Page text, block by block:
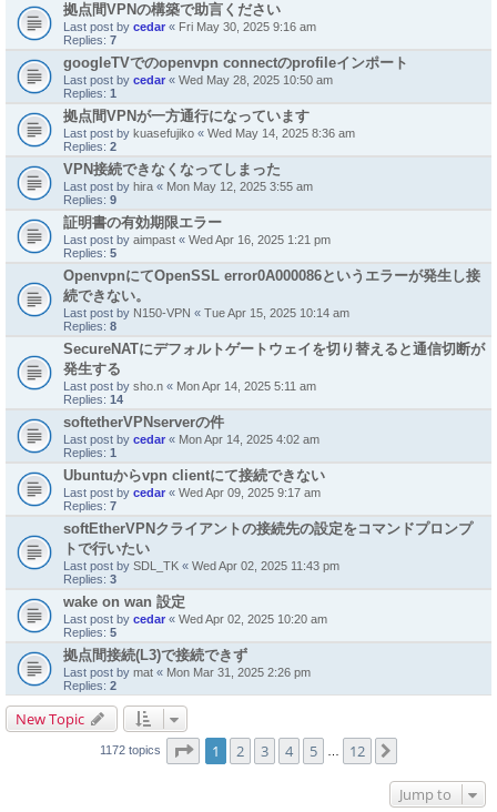
拠点間VPNの構築で助言ください
Last post by cedar « Fri May 30, 2025 9:16 am
Replies: 7
googleTVでのopenvpn connectのprofileインポート
Last post by cedar « Wed May 28, 2025 10:50 am
Replies: 1
拠点間VPNが一方通行になっています
Last post by kuasefujiko « Wed May 14, 2025 8:36 am
Replies: 2
VPN接続できなくなってしまった
Last post by hira « Mon May 12, 2025 3:55 am
Replies: 9
証明書の有効期限エラー
Last post by aimpast « Wed Apr 16, 2025 1:21 pm
Replies: 5
OpenvpnにてOpenSSL error0A000086というエラーが発生し接
続できない。
Last post by N150-VPN « Tue Apr 15, 2025 10:14 am
Replies: 8
SecureNATにデフォルトゲートウェイを切り替えると通信切断が
発生する
Last post by sho.n « Mon Apr 14, 2025 5:11 am
Replies: 14
softetherVPNserverの件
Last post by cedar « Mon Apr 14, 2025 4:02 am
Replies: 1
Ubuntuからvpn clientにて接続できない
Last post by cedar « Wed Apr 09, 2025 9:17 am
Replies: 7
softEtherVPNクライアントの接続先の設定をコマンドプロンプ
トで行いたい
Last post by SDL_TK « Wed Apr 02, 2025 11:43 pm
Replies: 3
wake on wan 設定
Last post by cedar « Wed Apr 02, 2025 10:20 am
Replies: 5
拠点間接続(L3)で接続できず
Last post by mat « Mon Mar 31, 2025 2:26 pm
Replies: 2
New Topic
1172 topics Page of 12
1 2 3 4 5 12
Jump to